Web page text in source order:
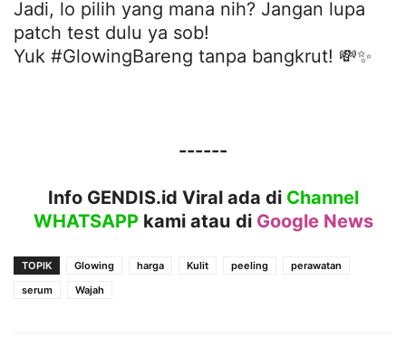
Jadi, lo pilih yang mana nih? Jangan lupa
patch test dulu ya sob!
Yuk #GlowingBareng tanpa bangkrut! 💸✨
------
Info GENDIS.id Viral ada di Channel
WHATSAPPkami atau di Google News
TOPIK Glowing harga Kulit peeling
perawatan
serum
Wajah